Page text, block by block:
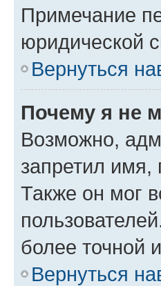
Примечание
юридической
Вернуться
Почему я не
Возможно,
запретил имя,
Также он мог
более точной
Вернуться